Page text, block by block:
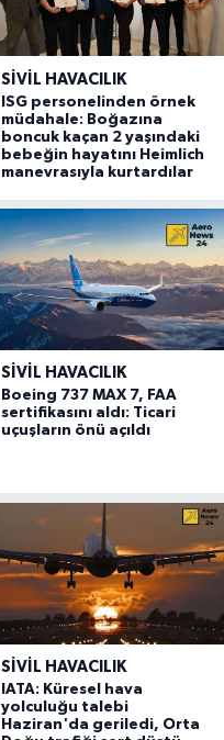
SIVIL HAVACILIK
ISG personelinden örnek
müdahale: Boğazına
boncuk kaçan 2 yaşındaki
bebeğin hayatını Heimlich
manevrasıyla kurtardılar
SIVIL HAVACILIK
Boeing 737 MAX 7, FAA
sertifikasını aldı: Ticari
uçuşların önü açıldı
SIVIL HAVACILIK
IATA: Küresel hava
yolculuğu talebi
Haziran'da geriledi, Orta